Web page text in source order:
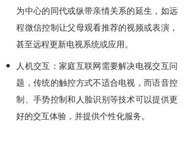
为中心的同代或纵带亲情关系的延生，如远
程微信控制让父母观看推荐的视频或表演，
甚至远程更新电视系统或应用。
人机交互：家庭互联网需要解决电视交互问
题，传统的触控方式不适合电视，而语音控
制、手势控制和人脸识别等技术可以提供更
好的交互体验，并提供个性化服务。